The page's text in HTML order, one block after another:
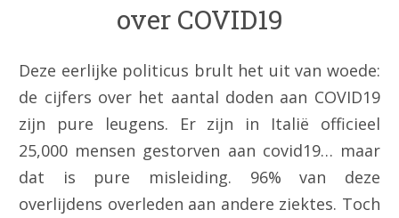
over COVID19
Deze eerlijke politicus brult het uit van woede:
de cijfers over het aantal doden aan COVID19
zijn pure leugens. Er zijn in Italië officieel
25,000 mensen gestorven aan covid19… maar
dat is pure misleiding. 96% van deze
overlijdens overleden aan andere ziektes. Toch